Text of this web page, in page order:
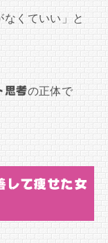
くていい」と
思考の正体で
して痩せた女